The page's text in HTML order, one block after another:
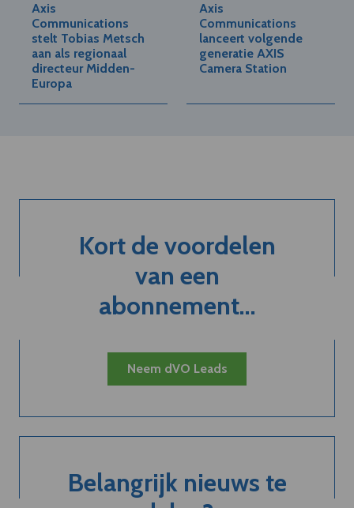
Axis
Communications
stelt Tobias Metsch
aan als regionaal
directeur Midden-
Europa
Axis
Communications
lanceert volgende
generatie AXIS
Camera Station
Kort de voordelen
van een
abonnement...
Neem dVO Leads
Belangrijk nieuws te